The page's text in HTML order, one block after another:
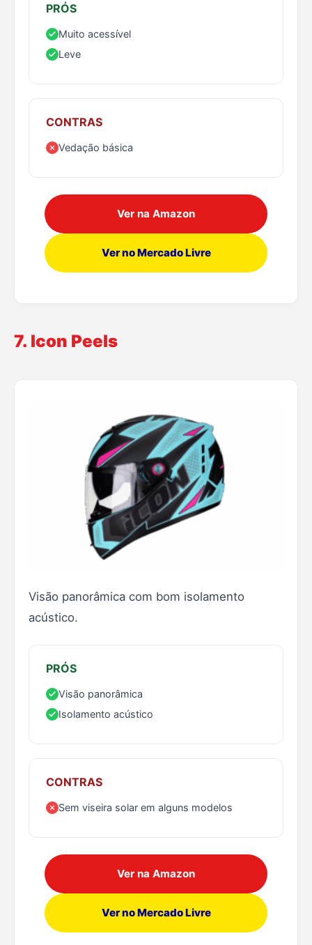
PRÓS
Muito acessível
Leve
CONTRAS
Vedação básica
Ver na Amazon
Ver no Mercado Livre
7. Icon Peels
Visão panorâmica com bom isolamento
acústico.
PRÓS
Visão panorâmica
Isolamento acústico
CONTRAS
Sem viseira solar em alguns modelos
Ver na Amazon
Ver no Mercado Livre